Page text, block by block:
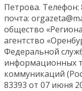
Петрова. Телефон:
почта:
общество
агентство
Федеральной
информационных
коммуникаций
83393 от 07 июня